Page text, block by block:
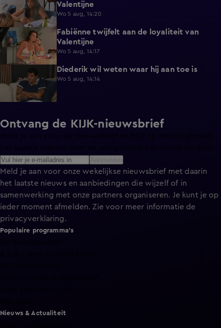
Valentijne
Wo 5 aug, 14:20
0:58
Fabiënne twijfelt aan de loyaliteit van
Valentijne
Wo 5 aug, 14:17
Diederik wil weten waar hij aan toe is
Wo 5 aug, 14:14
Ontvang de KIJK-nieuwsbrief
Meld je aan voor onze wekelijkse nieuwsbrief met daarin
het laatste nieuws en aanbiedingen die wijzelf of in
samenwerking met onze partners organiseren. Je kunt je op
ieder moment afmelden. Zie voor meer informatie de
privacyverklaring.
Populaire programma's
Nieuws & Actualiteit